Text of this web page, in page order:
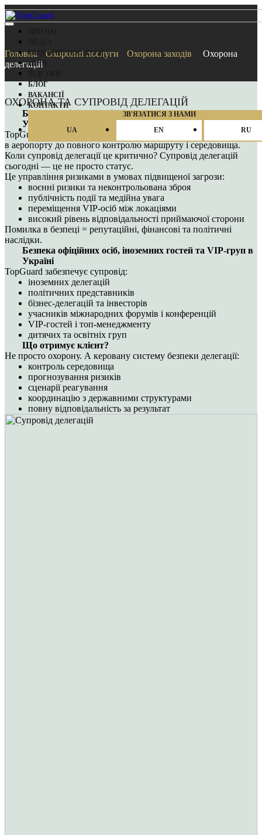
ОХОРОННІ ПОСЛУГИ
ЦІНИ
БЛОГ
ВАКАНCІЇ
КОНТАКТИ
ЗВ'ЯЗАТИСЯ З НАМИ
UA
EN RU
Головна Охоронні послуги Охорона заходів
Охорона
делегацій
ОХОРОНА ТА СУПРОВІД ДЕЛЕГАЦІЙ
Безпека офіційних осіб, іноземних гостей та VIP-груп в
Україні
TopGuard Security має системну безпеку делегацій: від зустрічі
в аеропорту до повного контролю маршруту і середовища.
Коли супровід делегації це критично? Супровід делегацій
сьогодні — це не просто статус.
Це управління ризиками в умовах підвищеної загрози:
воєнні ризики та неконтрольована зброя
публічність події та медійна увага
переміщення VIP-осіб між локаціями
високий рівень відповідальності приймаючої сторони
Помилка в безпеці = репутаційні, фінансові та політичні
наслідки.
Безпека офіційних осіб, іноземних гостей та VIP-груп в
Україні
TopGuard забезпечує супровід:
іноземних делегацій
політичних представників
бізнес-делегацій та інвесторів
учасників міжнародних форумів і конференцій
VIP-гостей і топ-менеджменту
дитячих та освітніх груп
Що отримує клієнт?
Не просто охорону. А керовану систему безпеки делегації:
контроль середовища
прогнозування ризиків
сценарії реагування
координацію з державними структурами
повну відповідальність за результат